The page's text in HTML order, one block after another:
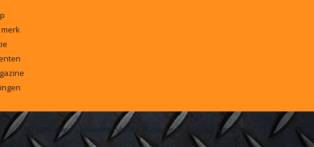
© 2026 www.onderdelen4x4.nl - Powered by Shoppagina.nl